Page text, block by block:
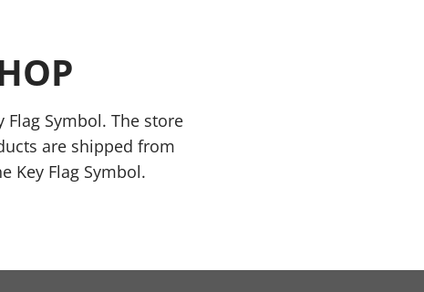
Symbol. The store
are shipped from
Key Flag Symbol.